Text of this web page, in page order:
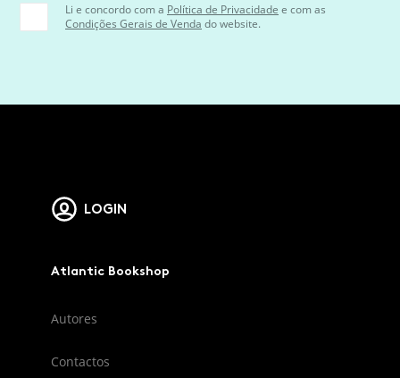
Li e concordo com a Política de Privacidade e com as
Condições Gerais de Venda do website.
LOGIN
Atlantic Bookshop
Autores
Contactos